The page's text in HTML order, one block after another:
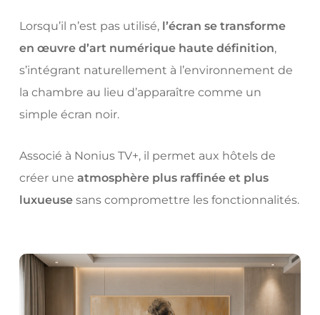
Lorsqu’il n’est pas utilisé, l’écran se transforme
en œuvre d’art numérique haute définition,
s’intégrant naturellement à l’environnement de
la chambre au lieu d’apparaître comme un
simple écran noir.
Associé à Nonius TV+, il permet aux hôtels de
créer une atmosphère plus raffinée et plus
luxueusesans compromettre les fonctionnalités.